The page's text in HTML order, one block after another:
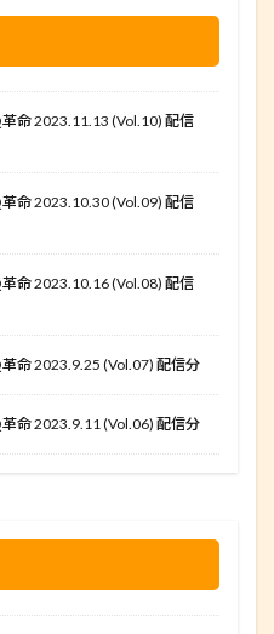
命 2023.11.13 (Vol.10) 配信
命 2023.10.30 (Vol.09) 配信
命 2023.10.16 (Vol.08) 配信
命 2023.9.25 (Vol.07) 配信分
命 2023.9.11 (Vol.06) 配信分